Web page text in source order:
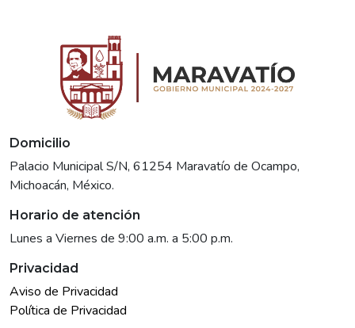
Domicilio
Palacio Municipal S/N, 61254 Maravatío de Ocampo,
Michoacán, México.
Horario de atención
Lunes a Viernes de 9:00 a.m. a 5:00 p.m.
Privacidad
Aviso de Privacidad
Política de Privacidad